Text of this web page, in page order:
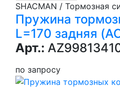
SHACMAN / Тормозная
Пружина
L=170 задняя
Арт.:
по запросу